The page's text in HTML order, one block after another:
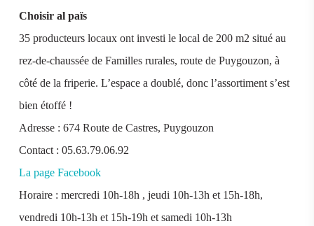
Choisir al païs
35 producteurs locaux ont investi le local de 200 m2 situé au
rez-de-chaussée de Familles rurales, route de Puygouzon, à
côté de la friperie. L’espace a doublé, donc l’assortiment s’est
bien étoffé !
Adresse : 674 Route de Castres, Puygouzon
Contact : 05.63.79.06.92
La page Facebook
Horaire : mercredi 10h-18h , jeudi 10h-13h et 15h-18h,
vendredi 10h-13h et 15h-19h et samedi 10h-13h